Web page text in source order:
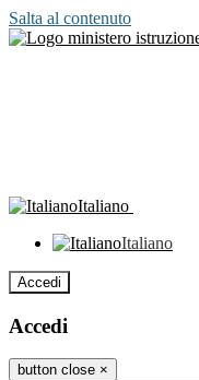
Salta al contenuto
Italiano
Italiano
Accedi
Accedi
button close ×